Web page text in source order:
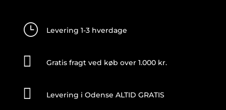
} Levering 1-3 hverdage
 Gratis fragt ved køb over 1.000 kr.
 Levering i Odense ALTID GRATIS